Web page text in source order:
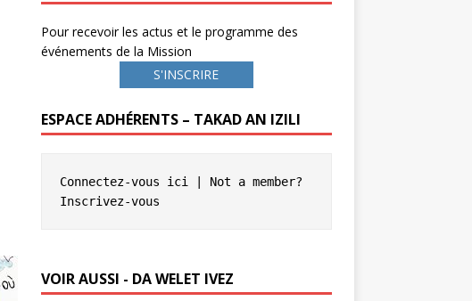
Pour recevoir les actus et le programme des
événements de la Mission
S'INSCRIRE
ESPACE ADHÉRENTS – TAKAD AN IZILI
Connectez-vous ici
Inscrivez-vous
VOIR AUSSI - DA WELET IVEZ